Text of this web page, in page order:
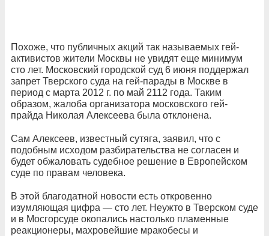
Похоже, что публичных акций так называемых гей-
активистов жители Москвы не увидят еще минимум
сто лет. Московский городской суд 6 июня поддержал
запрет Тверского суда на гей-парады в Москве в
период с марта 2012 г. по май 2112 года. Таким
образом, жалоба организатора московского гей-
прайда Николая Алексеева была отклонена.
Сам Алексеев, известный сутяга, заявил, что с
подобным исходом разбирательства не согласен и
будет обжаловать судебное решение в Европейском
суде по правам человека.
В этой благодатной новости есть откровенно
изумляющая цифра — сто лет. Неужто в Тверском суде
и в Мосгорсуде окопались настолько пламенные
реакционеры, махровейшие мракобесы и